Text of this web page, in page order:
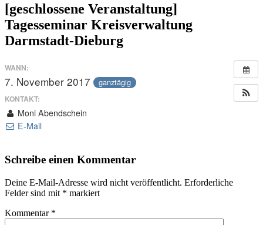
[geschlossene Veranstaltung]
Tagesseminar Kreisverwaltung
Darmstadt-Dieburg
WANN:
7. November 2017 ganztägig
KONTAKT:
Moni Abendschein
E-Mail
Schreibe einen Kommentar
Deine E-Mail-Adresse wird nicht veröffentlicht. Erforderliche
Felder sind mit * markiert
Kommentar *